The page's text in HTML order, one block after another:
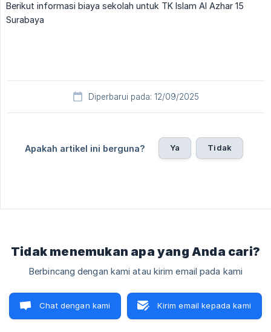
Berikut informasi biaya sekolah untuk TK Islam Al Azhar 15
Surabaya
Diperbarui pada: 12/09/2025
Apakah artikel ini berguna? Ya Tidak
Tidak menemukan apa yang Anda cari?
Berbincang dengan kami atau kirim email pada kami
Chat dengan kami Kirim email kepada kami